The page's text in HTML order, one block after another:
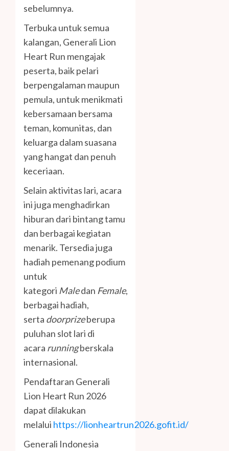
sebelumnya.
Terbuka untuk semua
kalangan, Generali Lion
Heart Run mengajak
peserta, baik pelari
berpengalaman maupun
pemula, untuk menikmati
kebersamaan bersama
teman, komunitas, dan
keluarga dalam suasana
yang hangat dan penuh
keceriaan.
Selain aktivitas lari, acara
ini juga menghadirkan
hiburan dari bintang tamu
dan berbagai kegiatan
menarik. Tersedia juga
hadiah pemenang podium
untuk
kategori Maledan Female,
berbagai hadiah,
serta doorprizeberupa
puluhan slot lari di
acara runningberskala
internasional.
Pendaftaran Generali
Lion Heart Run 2026
dapat dilakukan
melalui https://lionheartrun2026.gofit.id/
Generali Indonesia